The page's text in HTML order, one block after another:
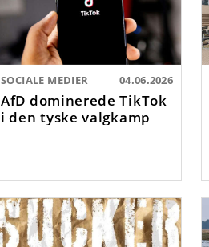
SOCIALE MEDIER 04.06.2026
AfD dominerede TikTok
i den tyske valgkamp